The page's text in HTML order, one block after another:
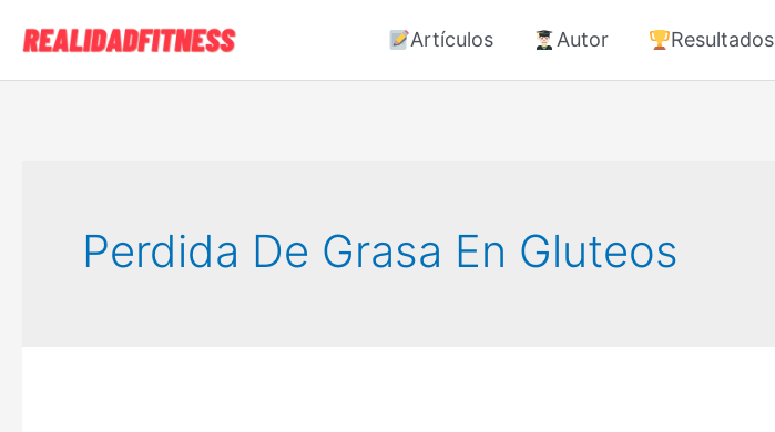
contenido
Artículos Autor Resultados
Perdida De Grasa En Gluteos